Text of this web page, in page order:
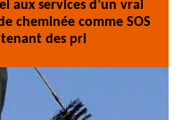
aux services d’un vrai
cheminée comme SOS
des pri